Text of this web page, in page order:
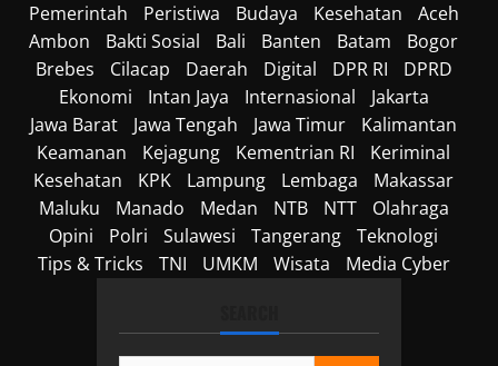
Pemerintah
Peristiwa Budaya Kesehatan
Aceh
Ambon
Bakti Sosial Bali Banten Batam
Bogor
Brebes
Cilacap Daerah Digital DPR RI
DPRD
Ekonomi
Intan Jaya Internasional
Jakarta
Jawa Barat
Jawa Tengah Jawa Timur
Kalimantan
Keamanan
Kejagung Kementrian RI
Keriminal
Kesehatan
KPK Lampung Lembaga
Makassar
Maluku
Manado Medan NTB NTT
Olahraga
Opini
Polri Sulawesi Tangerang
Teknologi
Tips & Tricks
TNI UMKM Wisata Media Cyber